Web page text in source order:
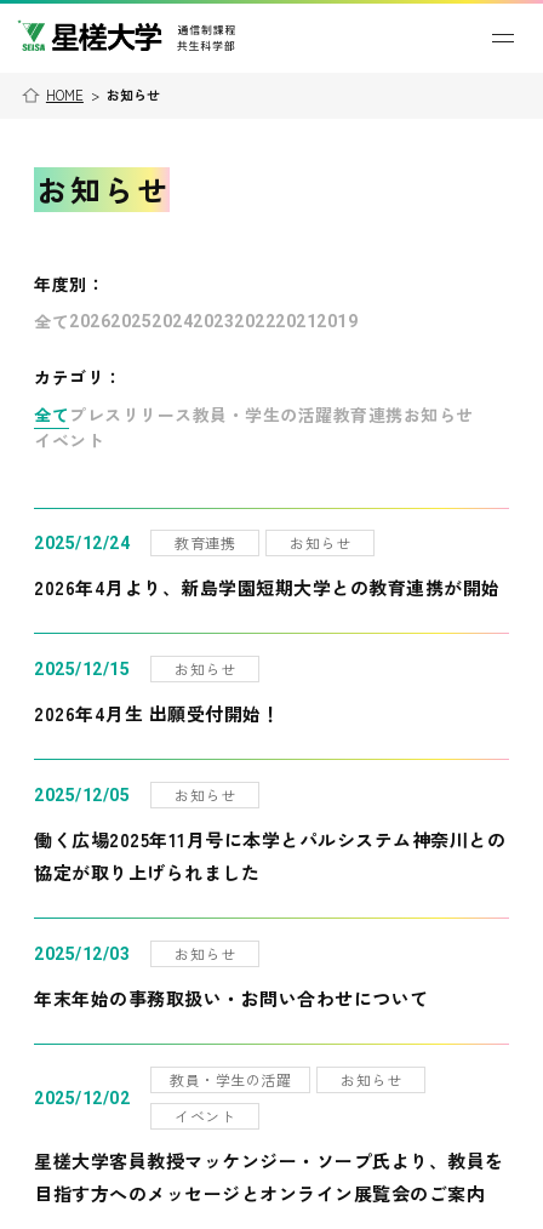
HOME > お知らせ
お知らせ
年度別 ：
全て202620252024202320222021 2019
カテゴリ：
全て プレスリリース教員・学生の活躍教育連携お知らせ
イベント
2025/12/24 教育連携 お知らせ
2026年4月より、新島学園短期大学との教育連携が開始
2025/12/15 お知らせ
2026年4月生 出願受付開始！
2025/12/05 お知らせ
働く広場2025年11月号に本学とパルシステム神奈川との
協定が取り上げられました
2025/12/03 お知らせ
年末年始の事務取扱い・お問い合わせについて
2025/12/02
教員・学生の活躍
お知らせ
イベント
星槎大学客員教授マッケンジー・ソープ氏より、教員を
目指す方へのメッセージとオンライン展覧会のご案内